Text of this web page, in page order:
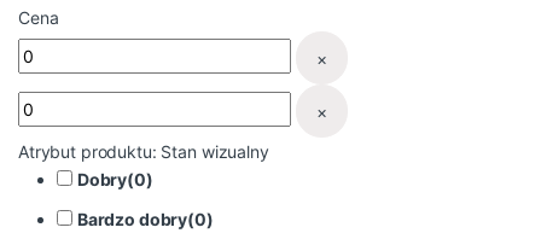
Cena
×
×
Atrybut produktu: Stan wizualny
Dobry(0)
Bardzo dobry(0)